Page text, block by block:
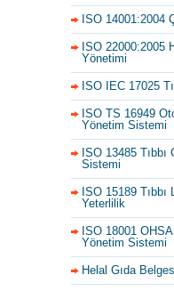
ISO 14001:2004
ISO 22000:2005
Yönetimi
ISO IEC 17025
ISO TS 16949
Yönetim Sistemi
ISO 13485
Sistemi
ISO 15189
Yeterlilik
ISO 18001
Yönetim Sistemi
Helal Gıda